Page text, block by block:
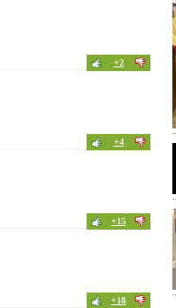
+2
+4
+15
+18